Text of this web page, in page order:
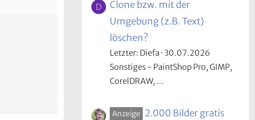
D
Clone bzw. mit der
Umgebung (z.B. Text)
löschen?
Letzter: Diefa 30.07.2026
Sonstiges - PaintShop Pro, GIMP,
CorelDRAW, ...
Anzeige 2.000 Bilder gratis